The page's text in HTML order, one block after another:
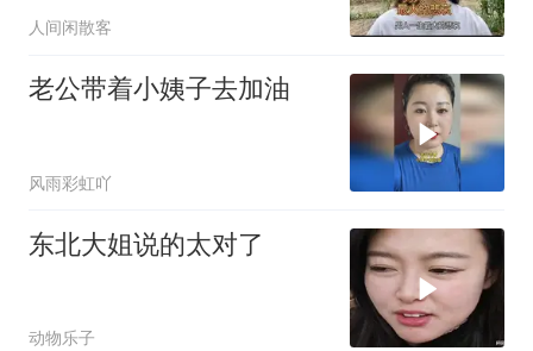
人间闲散客
老公带着小姨子去加油
风雨彩虹吖
东北大姐说的太对了
动物乐子